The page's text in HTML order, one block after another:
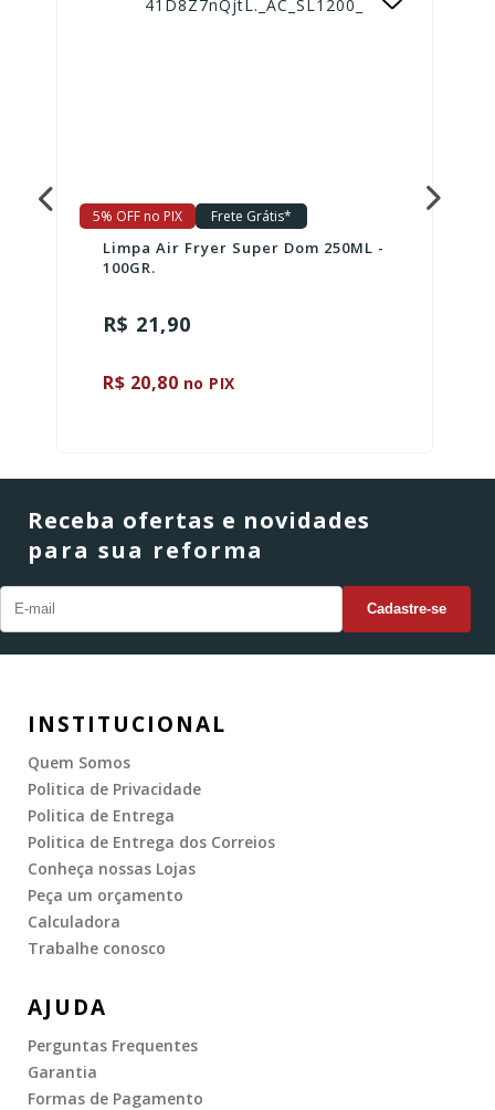
5% OFF no PIX Frete Grátis*
Limpa Air Fryer Super Dom 250ML -
100GR.
R$ 21,90
R$ 20,80 no PIX
Receba ofertas e novidades
para sua reforma
INSTITUCIONAL
Quem Somos
Politica de Privacidade
Politica de Entrega
Politica de Entrega dos Correios
Conheça nossas Lojas
Peça um orçamento
Calculadora
Trabalhe conosco
AJUDA
Perguntas Frequentes
Garantia
Formas de Pagamento